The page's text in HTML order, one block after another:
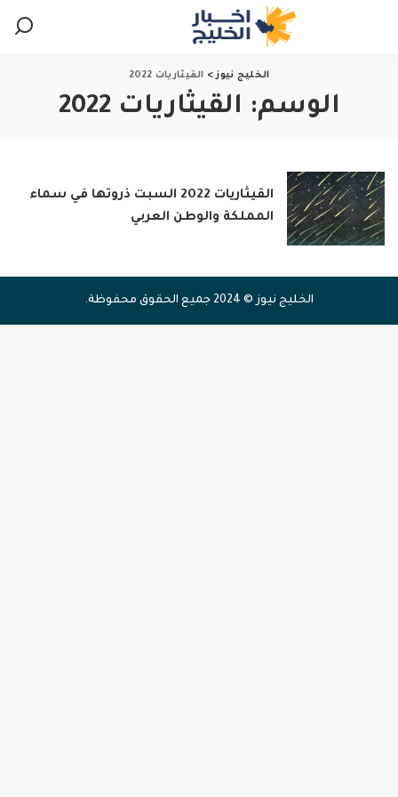
الخليج نيوز> القيثاريات 2022
الوسم: القيثاريات 2022
القيثاريات 2022 السبت ذروتها في سماء
المملكة والوطن العربي
الخليج نيوز © 2024 جميع الحقوق محفوظة.